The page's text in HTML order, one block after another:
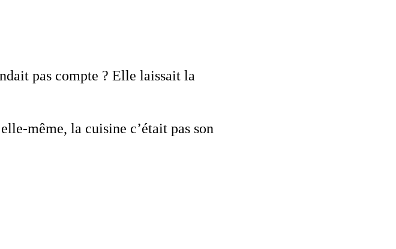
pas compte ? Elle laissait la
même, la cuisine c’était pas son